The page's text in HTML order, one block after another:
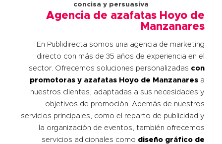
concisa y persuasiva
Agencia de azafatas Hoyo de
Manzanares
En Publidirecta somos una agencia de marketing
directo con más de 35 años de experiencia en el
sector. Ofrecemos soluciones personalizadas con
promotoras y azafatas Hoyo de Manzanares a
nuestros clientes, adaptadas a sus necesidades y
objetivos de promoción. Además de nuestros
servicios principales, como el reparto de publicidad y
la organización de eventos, también ofrecemos
servicios adicionales como diseño gráfico de